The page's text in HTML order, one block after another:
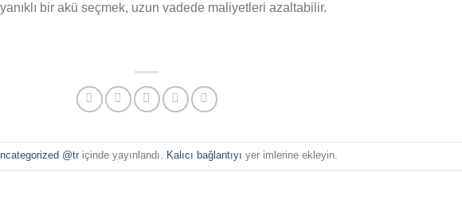
bir akü seçmek, uzun vadede maliyetleri azaltabilir.
@tr içinde yayınlandı. Kalıcı bağlantıyı yer imlerine ekleyin.